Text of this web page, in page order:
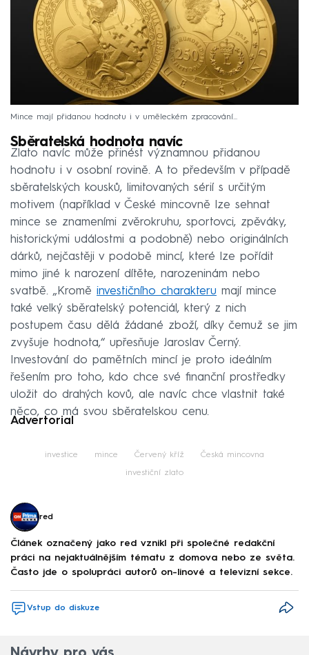
Mince mají přidanou hodnotu i v uměleckém zpracování...
Sběratelská hodnota navíc
Zlato navíc může přinést významnou přidanou
hodnotu i v osobní rovině. A to především v případě
sběratelských kousků, limitovaných sérií s určitým
motivem (například v České mincovně lze sehnat
mince se znameními zvěrokruhu, sportovci, zpěváky,
historickými událostmi a podobně) nebo originálních
dárků, nejčastěji v podobě mincí, které lze pořídit
mimo jiné k narození dítěte, narozeninám nebo
svatbě. „Kromě investičního charakteru mají mince
také velký sběratelský potenciál, který z nich
postupem času dělá žádané zboží, díky čemuž se jim
zvyšuje hodnota,“ upřesňuje Jaroslav Černý.
Investování do pamětních mincí je proto ideálním
řešením pro toho, kdo chce své finanční prostředky
uložit do drahých kovů, ale navíc chce vlastnit také
něco, co má svou sběratelskou cenu.
Advertorial
investice mince Červený kříž Česká mincovna
investiční zlato
red
Článek označený jako red vznikl při společné redakční
práci na nejaktuálnějším tématu z domova nebo ze světa.
Často jde o spolupráci autorů on-linové a televizní sekce.
Vstup do diskuze